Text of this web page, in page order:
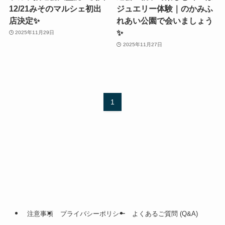
12/21みそのマルシェ初出
店決定✨
2025年11月29日
ジュエリー体験｜のかみふ
れあい公園で会いましょう
✨
2025年11月27日
1
注意事項 プライバシーポリシー よくあるご質問 (Q&A)